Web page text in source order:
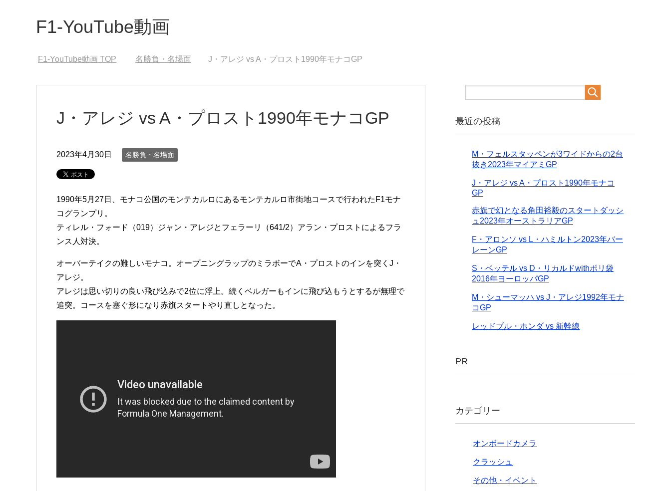
F1-YouTube動画
F1-YouTube動画 TOP 名勝負・名場面 J・アレジ vs A・プロスト1990年モナコGP
J・アレジ vs A・プロスト1990年モナコGP
2023年4月30日 名勝負・名場面
1990年5月27日、モナコ公国のモンテカルロにあるモンテカルロ市街地コースで行われたF1モナ
コグランプリ。
ティレル・フォード（019）ジャン・アレジとフェラーリ（641/2）アラン・プロストによるフラ
ンス人対決。
オーバーテイクの難しいモナコ。オープニングラップのミラボーでA・プロストのインを突くJ・
アレジ。
アレジは思い切りの良い飛び込みで2位に浮上。続くベルガーもインに飛び込もうとするが無理で
追突。コースを塞ぐ形になり赤旗スタートやり直しとなった。
最近の投稿
M・フェルスタッペンが3ワイドからの2台
抜き2023年マイアミGP
J・アレジ vs A・プロスト1990年モナコ
GP
赤旗で幻となる角田裕毅のスタートダッシ
ュ2023年オーストラリアGP
F・アロンソ vs L・ハミルトン2023年バー
レーンGP
S・ベッテル vs D・リカルドwithポリ袋
2016年ヨーロッパGP
M・シューマッハ vs J・アレジ1992年モナ
コGP
レッドブル・ホンダ vs 新幹線
PR
カテゴリー
オンボードカメラ
クラッシュ
その他・イベント